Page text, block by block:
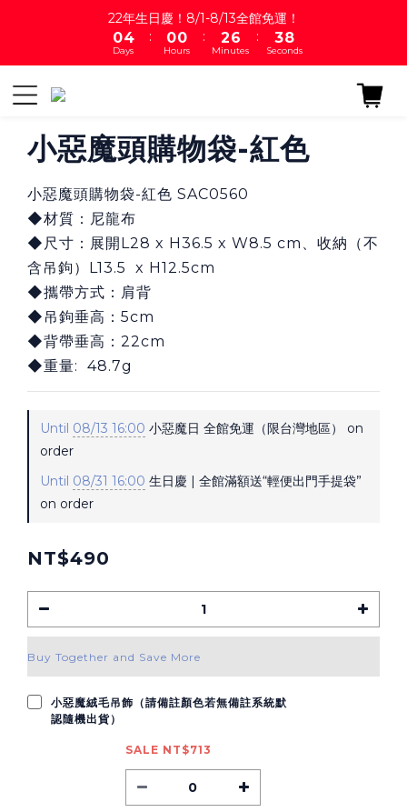
22年生日慶！8/1-8/13全館免運！
1
0
5
4
3
Days
:
1
0
1
0
Hours
:
3
2
1
7
6
5
1
0
Minutes
:
4
3
2
9
8
7
3
2
Seconds
小惡魔頭購物袋-紅色
小惡魔頭購物袋-紅色 SAC0560
◆材質：尼龍布
◆尺寸：展開L28 x H36.5 x W8.5 cm、收納（不
含吊鉤）L13.5  x H12.5cm
◆攜帶方式：肩背
◆吊鉤垂高：5cm
◆背帶垂高：22cm
◆重量:  48.7g
Until 08/13 16:00 小惡魔日 全館免運（限台灣地區） on
order
Until 08/31 16:00 生日慶 | 全館滿額送“輕便出門手提袋”
on order
NT$490
Buy Together and Save More
小惡魔絨毛吊飾（請備註顏色若無備註系統默
認隨機出貨）
SALE NT$713